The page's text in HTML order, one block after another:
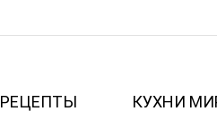
РЕЦЕПТЫ КУХНИ